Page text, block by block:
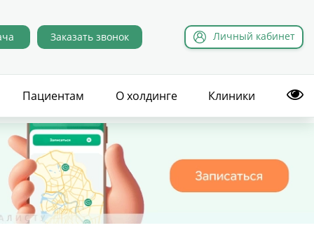
Заказать звонок Личный кабинет
Пациентам О холдинге Клиники